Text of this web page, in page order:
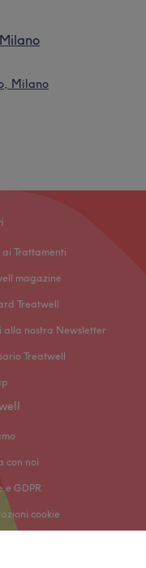
Milano
Trattamenti
magazine
Treatwell
alla nostra Newsletter
Treatwell
con noi
e GDPR
cookie